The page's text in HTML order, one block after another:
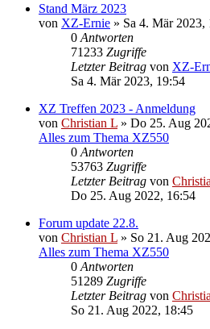
Stand März 2023
von XZ-Ernie » Sa 4. Mär 2023,
0 Antworten
71233 Zugriffe
Letzter Beitrag von XZ-
Sa 4. Mär 2023, 19:54
XZ Treffen 2023 - Anmeldung
von Christian L » Do 25. Aug
Alles zum Thema XZ550
0 Antworten
53763 Zugriffe
Letzter Beitrag von
Do 25. Aug 2022, 16:54
Forum update 22.8.
von Christian L » So 21. Aug
Alles zum Thema XZ550
0 Antworten
51289 Zugriffe
Letzter Beitrag von
So 21. Aug 2022, 18:45